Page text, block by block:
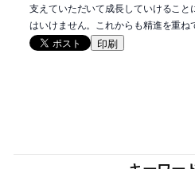
支えていただいて成長していけるこ
はいけません。これからも精進を重ね
印刷